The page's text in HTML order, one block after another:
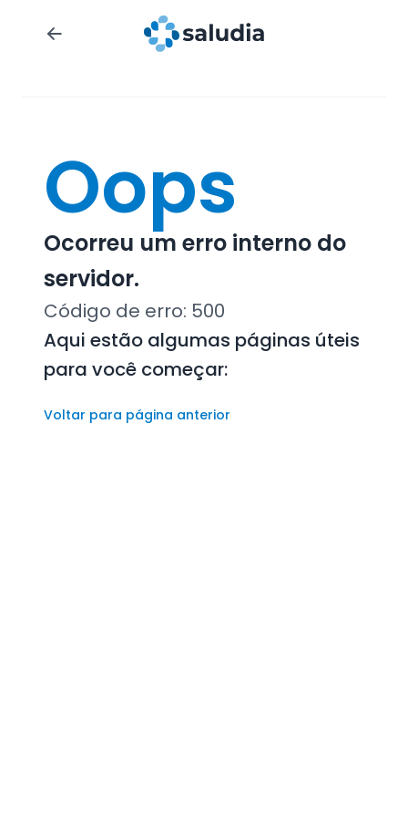
Oops
Ocorreu um erro interno do
servidor.
Código de erro: 500
Aqui estão algumas páginas úteis
para você começar:
Voltar para página anterior